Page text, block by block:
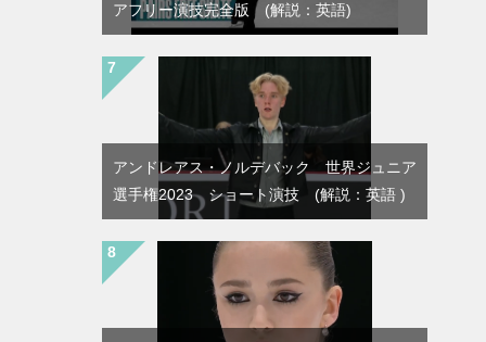
アフリー演技完全版 (解説：英語)
アンドレアス・ノルデバック 世界ジュニア
選手権2023 ショート演技 (解説：英語 )